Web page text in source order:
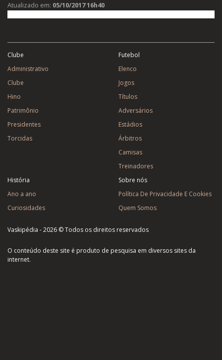
Atualizado em: 05/10/2017 16h40
Clube
Administrativo
Clube
Hino
Patrimônio
Presidentes
Torcidas
Futebol
Elenco
Jogos
Títulos
Adversários
Estádios
Árbitros
Camisas
Treinadores
História
Ano a ano
Curiosidades
Sobre nós
Política De Privacidade E Cookies
Quem Somos
Vaskipédia - 2026 © Todos os direitos reservados
O conteúdo deste site é produto de pesquisa em diversos sites da
internet.